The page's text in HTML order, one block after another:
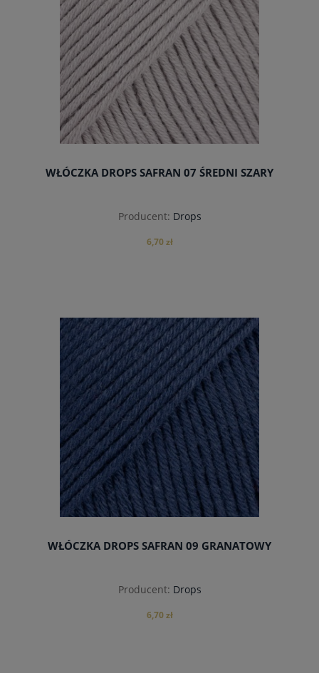
WŁÓCZKA DROPS SAFRAN 07 ŚREDNI SZARY
Producent: Drops
6,70 zł
do koszyka
WŁÓCZKA DROPS SAFRAN 09 GRANATOWY
Producent: Drops
6,70 zł